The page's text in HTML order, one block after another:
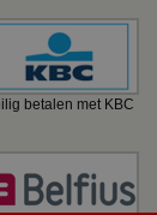
betalen met KBC